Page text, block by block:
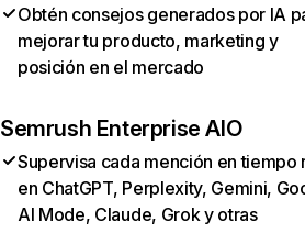
Obtén consejos generados por IA
mejorar tu producto, marketing y
posición en el mercado
Semrush Enterprise AIO
Supervisa cada mención en tiempo
en ChatGPT, Perplexity, Gemini,
AI Mode, Claude, Grok y otras